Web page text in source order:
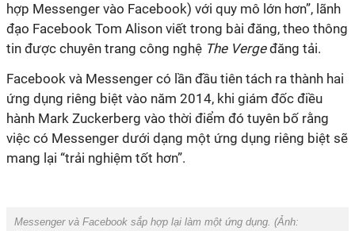
hợp Messenger vào Facebook) với quy mô lớn hơn”, lãnh
đạo Facebook Tom Alison viết trong bài đăng, theo thông
tin được chuyên trang công nghệ The Vergeđăng tải.
Facebook và Messenger có lần đầu tiên tách ra thành hai
ứng dụng riêng biệt vào năm 2014, khi giám đốc điều
hành Mark Zuckerberg vào thời điểm đó tuyên bố rằng
việc có Messenger dưới dạng một ứng dụng riêng biệt sẽ
mang lại “trải nghiệm tốt hơn”.
Messenger và Facebook sắp hợp lại làm một ứng dụng. (Ảnh: